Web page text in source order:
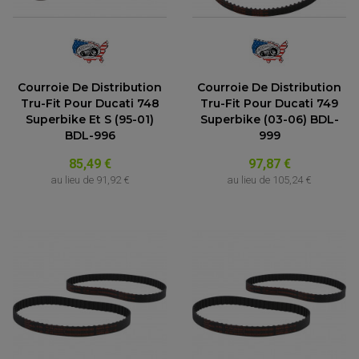
PROTECTION FOURCHE ET BRAS OSCILLANT
TAMPONS ALLOY ULTIMA
ROULEMENT MOTO
ROULEMENT DE ROUE
ROULEMENT DE DIRECTION
AMORTISSEUR DE COUPLE
EMBRAYAGE MOTO
KIT CHAÎNE MOTO
ACCESSOIRE SCOOTER KYMCO
ACCESSOIRE SCOOTER PEUGEOT
ACCESSOIRE SCOOTER PIAGGIO
ACCESSOIRE SCOOTER VESPA
ACCESSOIRE SCOOTER YAMAHA
Courroie De Distribution
Tru-Fit Pour Ducati 748
Superbike Et S (95-01)
BDL-996
85,49 €
au lieu de 91,92 €
Courroie De Distribution
Tru-Fit Pour Ducati 749
Superbike (03-06) BDL-
999
97,87 €
au lieu de 105,24 €